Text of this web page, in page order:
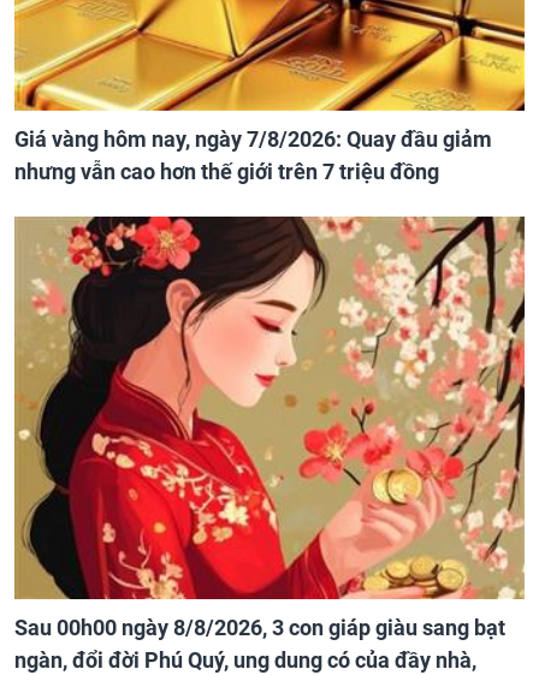
Giá vàng hôm nay, ngày 7/8/2026: Quay đầu giảm
nhưng vẫn cao hơn thế giới trên 7 triệu đồng
Sau 00h00 ngày 8/8/2026, 3 con giáp giàu sang bạt
ngàn, đổi đời Phú Quý, ung dung có của đầy nhà,